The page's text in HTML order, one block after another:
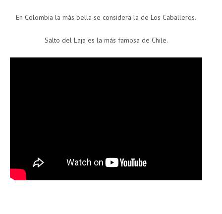
En Colombia la más bella se considera la de Los Caballeros.
Salto del Laja es la más famosa de Chile.